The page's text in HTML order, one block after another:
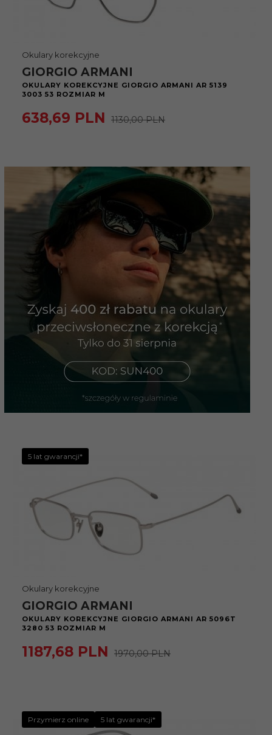
Okulary korekcyjne
GIORGIO ARMANI
OKULARY KOREKCYJNE GIORGIO ARMANI AR 5139
3003 53 ROZMIAR M
638,69 PLN 1130,00 PLN
5 lat gwarancji*
Okulary korekcyjne
GIORGIO ARMANI
OKULARY KOREKCYJNE GIORGIO ARMANI AR 5096T
3280 53 ROZMIAR M
1187,68 PLN 1970,00 PLN
Przymierz online 5 lat gwarancji*